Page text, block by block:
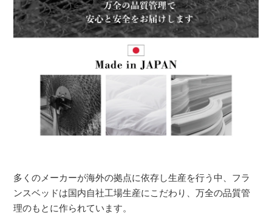
多くのメーカーが海外の拠点に依存し生産を行う中、フラ
ンスベッドは国内自社工場生産にこだわり、万全の品質管
理のもとに作られています。